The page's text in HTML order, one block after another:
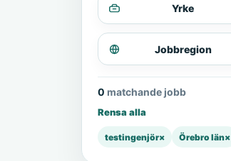
Yrke
Jobbregion
0 matchande jobb
Rensa alla
testingenjör× Örebro län×